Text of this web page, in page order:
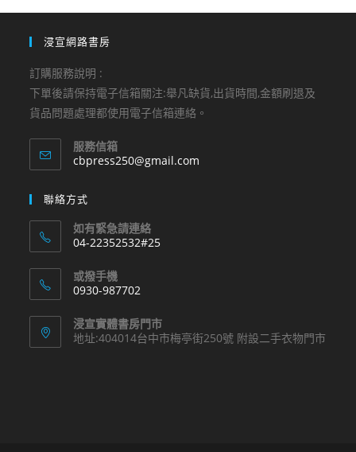
浸宣網路書房
訂購服務說明 :
下單後請保持電子信箱關注:舉凡缺貨,出貨時間,金額刷退及
貨品問題處理都使用電子信箱連絡。
服務信箱
cbpress250@gmail.com
聯絡方式
如有緊急請連絡
04-22352532#25
in
your
application
或撥手機
0930-987702
in
your
浸宣實體書房門市
地址:404014台中市梅亭街250號 附設二手衣物門市